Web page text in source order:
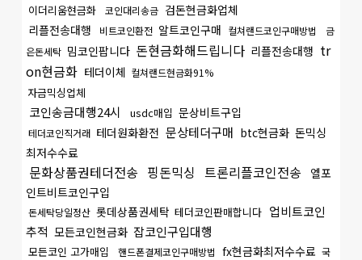
이더리움현금화 코인대리송금 검돈현금화업체
리플전송대행
비트코인환전 알트코인구매 컬쳐랜드코인구매방법
금
은돈세탁 밈코인팝니다 돈현금화해드립니다 리플전송대행 tr
on현금화 테더이체 컬쳐랜드현금화91%
자금믹싱업체
코인송금대행24시 usdc매입 문상비트구입
테더코인직거래 테더원화환전 문상테더구매 btc현금화 돈믹싱
최저수수료
문화상품권테더전송 핑돈믹싱 트론리플코인전송
엘포
인트비트코인구입
돈세탁당일정산 롯데상품권세탁 테더코인판매합니다 업비트코인
추적 모든코인현금화 잡코인구입대행
모든코인 고가매입 핸드폰결제코인구매방법 fx현금화최저수수료 국